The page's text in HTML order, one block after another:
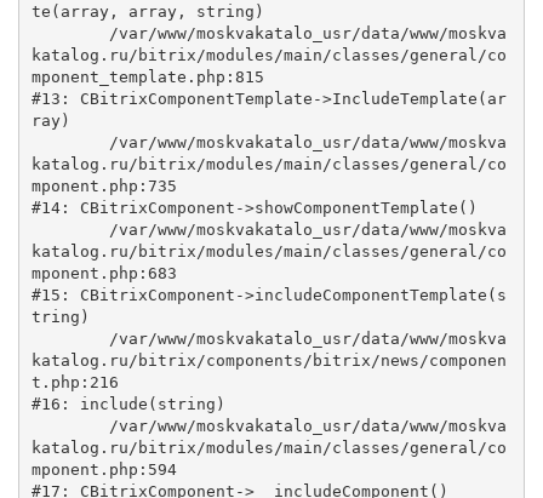
te(array, array, string)
katalog.ru/bitrix/modules/main/classes/general/co
mponent_template.php:815
#13: CBitrixComponentTemplate->IncludeTemplate(ar
ray)
katalog.ru/bitrix/modules/main/classes/general/co
mponent.php:735
#14: CBitrixComponent->showComponentTemplate()
katalog.ru/bitrix/modules/main/classes/general/co
mponent.php:683
#15: CBitrixComponent->includeComponentTemplate(s
tring)
katalog.ru/bitrix/components/bitrix/news/componen
t.php:216
#16: include(string)
katalog.ru/bitrix/modules/main/classes/general/co
mponent.php:594
#17: CBitrixComponent->__includeComponent()